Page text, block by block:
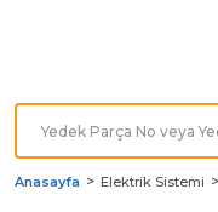
Anasayfa Elektrik Sistemi